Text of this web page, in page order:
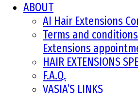
ABOUT
AI Hair Extensions
Terms and
Extensions
HAIR EXTENSIONS
F.A.Q.
VASIA’S LINKS